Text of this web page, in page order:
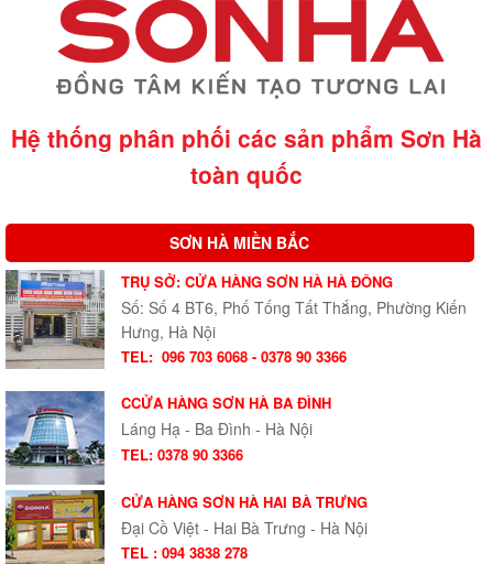
Hệ thống phân phối các sản phẩm Sơn Hà
toàn quốc
SƠN HÀ MIỀN BẮC
TRỤ SỞ: CỬA HÀNG SƠN HÀ HÀ ĐÔNG
Số: Số 4 BT6, Phố Tống Tất Thắng, Phường Kiến
Hưng, Hà Nội
TEL: 096 703 6068 - 0378 90 3366
CCỬA HÀNG SƠN HÀ BA ĐÌNH
Láng Hạ - Ba Đình - Hà Nội
TEL: 0378 90 3366
CỬA HÀNG SƠN HÀ HAI BÀ TRƯNG
Đại Cồ Việt - Hai Bà Trưng - Hà Nội
TEL : 094 3838 278